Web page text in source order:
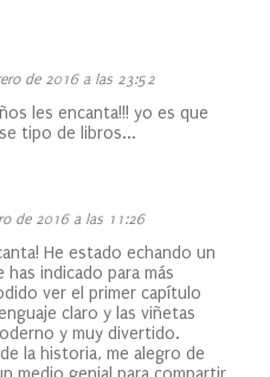
de 2016 a las 23:52
les encanta!!! yo es que
tipo de libros...
de 2016 a las 11:26
He estado echando un
indicado para más
ver el primer capítulo
claro y las viñetas
y muy divertido.
la historia, me alegro de